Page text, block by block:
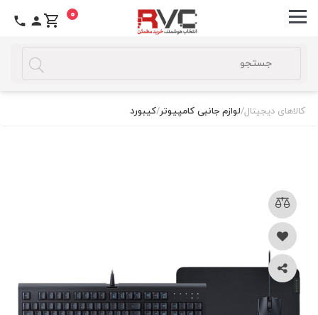
0
کالاهای دیجیتال/لوازم جانبی کامپیوتر/کیبورد